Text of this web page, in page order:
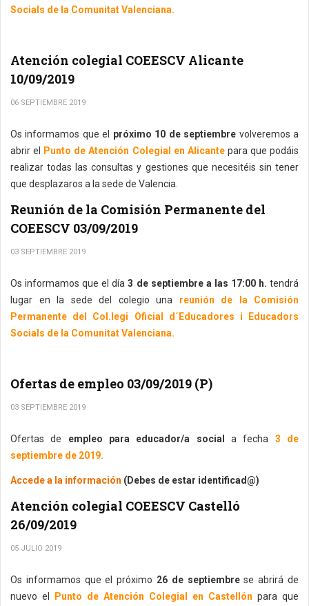
Socials de la Comunitat Valenciana.
Atención colegial COEESCV Alicante
10/09/2019
06 SEPTIEMBRE 2019
Os informamos que el próximo 10 de septiembre volveremos a
abrir el
Punto de Atención Colegial en Alicantepara que podáis
realizar todas las consultas y gestiones que necesitéis sin tener
que desplazaros a la sede de Valencia.
Reunión de la Comisión Permanente del
COEESCV 03/09/2019
03 SEPTIEMBRE 2019
Os informamos que el día 3 de septiembre a las 17:00 h. tendrá
lugar en la sede del colegio una reunión de la Comisión
Permanente del Col.legi Oficial d´Educadores i Educadors
Socials de la Comunitat Valenciana.
Ofertas de empleo 03/09/2019 (P)
03 SEPTIEMBRE 2019
Ofertas de empleo para educador/a social a fecha 3 de
septiembre de 2019.
Accede a la información (Debes de estar identificad@)
Atención colegial COEESCV Castelló
26/09/2019
05 JULIO 2019
Os informamos que el próximo 26 de septiembrese abrirá de
nuevo el
Punto de Atención Colegial en Castellón para que